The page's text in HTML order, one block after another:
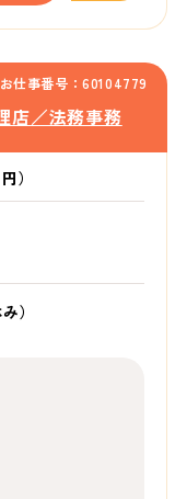
お仕事番号：60104779
店／法務事務
）
）